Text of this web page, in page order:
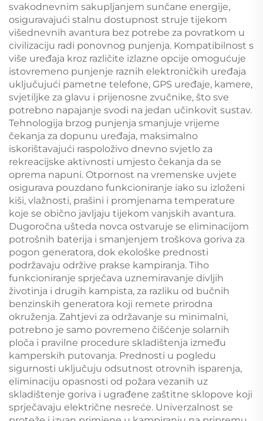
svakodnevnim sakupljanjem sunčane energije,
osiguravajući stalnu dostupnost struje tijekom
višednevnih avantura bez potrebe za povratkom u
civilizaciju radi ponovnog punjenja. Kompatibilnost s
više uređaja kroz različite izlazne opcije omogućuje
istovremeno punjenje raznih elektroničkih uređaja
uključujući pametne telefone, GPS uređaje, kamere,
svjetiljke za glavu i prijenosne zvučnike, što sve
potrebno napajanje svodi na jedan učinkovit sustav.
Tehnologija brzog punjenja smanjuje vrijeme
čekanja za dopunu uređaja, maksimalno
iskorištavajući raspoloživo dnevno svjetlo za
rekreacijske aktivnosti umjesto čekanja da se
oprema napuni. Otpornost na vremenske uvjete
osigurava pouzdano funkcioniranje iako su izloženi
kiši, vlažnosti, prašini i promjenama temperature
koje se obično javljaju tijekom vanjskih avantura.
Dugoročna ušteda novca ostvaruje se eliminacijom
potrošnih baterija i smanjenjem troškova goriva za
pogon generatora, dok ekološke prednosti
podržavaju održive prakse kampiranja. Tiho
funkcioniranje sprječava uznemiravanje divljih
životinja i drugih kampista, za razliku od bučnih
benzinskih generatora koji remete prirodna
okruženja. Zahtjevi za održavanje su minimalni,
potrebno je samo povremeno čišćenje solarnih
ploča i pravilne procedure skladištenja između
kamperskih putovanja. Prednosti u pogledu
sigurnosti uključuju odsutnost otrovnih isparenja,
eliminaciju opasnosti od požara vezanih uz
skladištenje goriva i ugrađene zaštitne sklopove koji
sprječavaju električne nesreće. Univerzalnost se